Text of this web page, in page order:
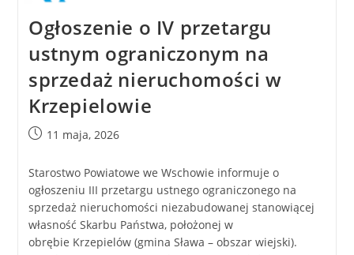
Ogłoszenie o IV przetargu
ustnym ograniczonym na
sprzedaż nieruchomości w
Krzepielowie
11 maja, 2026
Starostwo Powiatowe we Wschowie informuje o
ogłoszeniu III przetargu ustnego ograniczonego na
sprzedaż nieruchomości niezabudowanej stanowiącej
własność Skarbu Państwa, położonej w
obrębie Krzepielów (gmina Sława – obszar wiejski).